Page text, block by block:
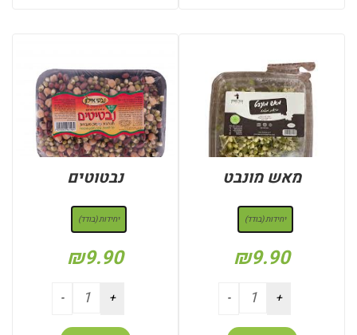
מאש מונבט
יחידות (בודד)
₪9.90
נבטוטים
יחידות (בודד)
₪9.90